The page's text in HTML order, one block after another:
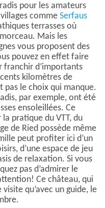
pour les amateurs
comme Serfaus
terrasses où
Mais les
vous proposent des
pouvez en effet faire
franchir d’importants
kilomètres de
pas le choix qui manque.
par exemple, ont été
ensoleillées. Ce
pratique du VTT, du
de Ried possède même
peut profiter ici d’un
d’une espace de jeu
de relaxation. Si vous
pas d’admirer le
Ce château, qui
qu’avec un guide, le